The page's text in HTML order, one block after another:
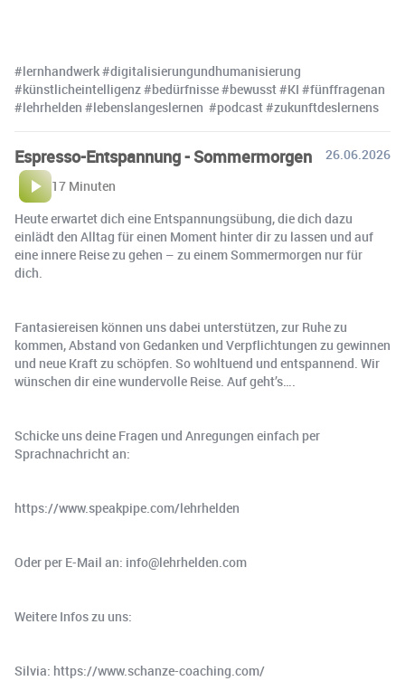
#lernhandwerk #digitalisierungundhumanisierung
#künstlicheintelligenz #bedürfnisse #bewusst #KI #fünffragenan
#lehrhelden #lebenslangeslernen #podcast #zukunftdeslernens
Espresso-Entspannung - Sommermorgen
26.06.2026
17 Minuten
Heute erwartet dich eine Entspannungsübung, die dich dazu
einlädt den Alltag für einen Moment hinter dir zu lassen und auf
eine innere Reise zu gehen – zu einem Sommermorgen nur für
dich.
Fantasiereisen können uns dabei unterstützen, zur Ruhe zu
kommen, Abstand von Gedanken und Verpflichtungen zu gewinnen
und neue Kraft zu schöpfen. So wohltuend und entspannend. Wir
wünschen dir eine wundervolle Reise. Auf geht’s….
Schicke uns deine Fragen und Anregungen einfach per
Sprachnachricht an:
https://www.speakpipe.com/lehrhelden
Oder per E-Mail an: info@lehrhelden.com
Weitere Infos zu uns:
Silvia: https://www.schanze-coaching.com/